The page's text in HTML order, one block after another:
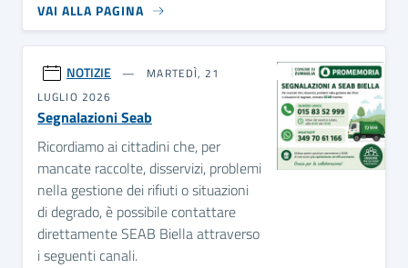
VAI ALLA PAGINA
NOTIZIE
MARTEDÌ, 21
LUGLIO 2026
Segnalazioni Seab
Ricordiamo ai cittadini che, per
mancate raccolte, disservizi, problemi
nella gestione dei rifiuti o situazioni
di degrado, è possibile contattare
direttamente SEAB Biella attraverso
i seguenti canali.